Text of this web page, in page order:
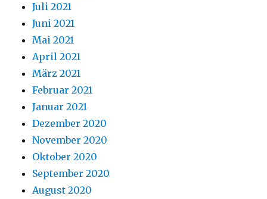
Juli 2021
Juni 2021
Mai 2021
April 2021
März 2021
Februar 2021
Januar 2021
Dezember 2020
November 2020
Oktober 2020
September 2020
August 2020